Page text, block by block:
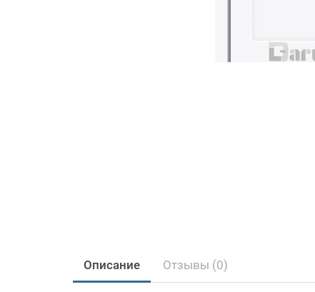
Описание Отзывы (0)